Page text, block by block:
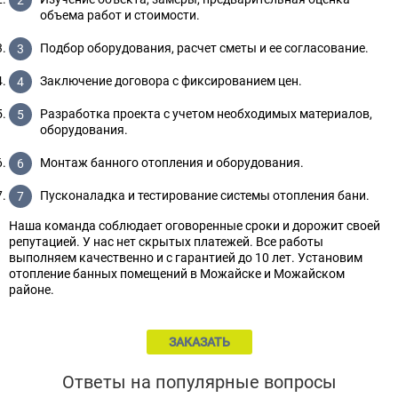
объема работ и стоимости.
Подбор оборудования, расчет сметы и ее согласование.
Заключение договора с фиксированием цен.
Разработка проекта с учетом необходимых материалов,
оборудования.
Монтаж банного отопления и оборудования.
Пусконаладка и тестирование системы отопления бани.
Наша команда соблюдает оговоренные сроки и дорожит своей
репутацией. У нас нет скрытых платежей. Все работы
выполняем качественно и с гарантией до 10 лет. Установим
отопление банных помещений в Можайске и Можайском
районе.
ЗАКАЗАТЬ
Ответы на популярные вопросы